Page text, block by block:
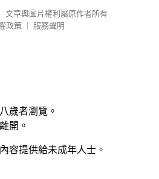
文章與圖片權利屬原作者所有
政策
服務聲明
歲者瀏覽。
開。
容提供給未成年人士。